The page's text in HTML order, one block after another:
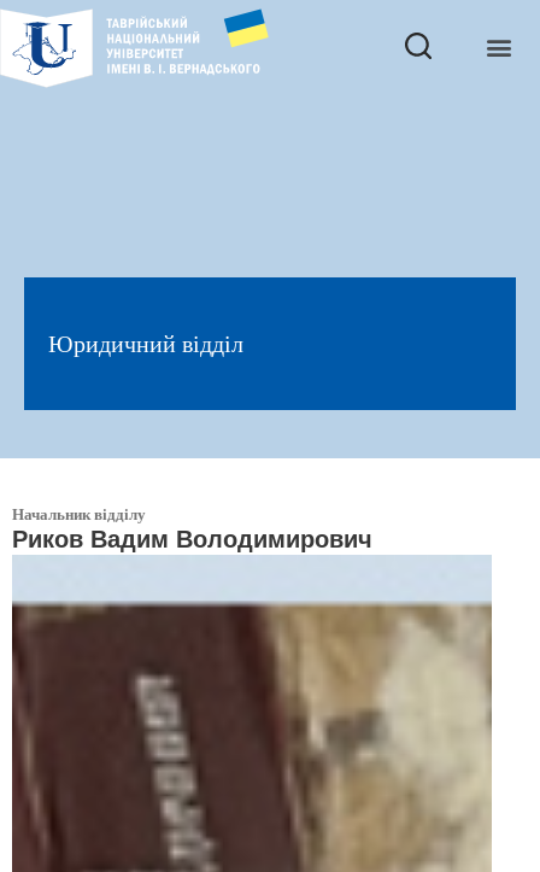
Юридичний відділ
Начальник відділу
Риков Вадим Володимирович